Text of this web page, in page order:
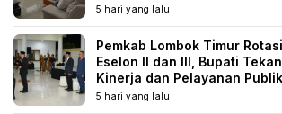
5 hari yang lalu
Pemkab Lombok Timur
Eselon II dan III, Bupati
Kinerja dan Pelayanan Publik
5 hari yang lalu